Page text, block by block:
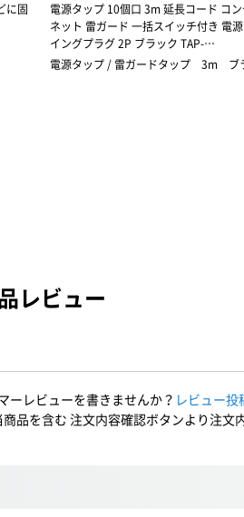
に固
電源タップ 10個口 3m 延長コード コ
ネット 雷ガード 一括スイッチ付き 電
イングプラグ 2P ブラック TAP-…
電源タップ / 雷ガードタップ 3m ブ
レビュー
ーレビューを書きませんか？ レビュー
商品を含む 注文内容確認ボタンより注